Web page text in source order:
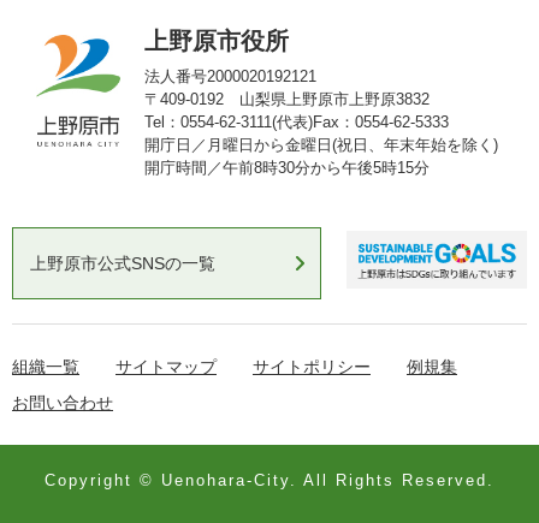
上野原市役所
法人番号2000020192121
〒409-0192 山梨県上野原市上野原3832
Tel：0554-62-3111(代表)Fax：0554-62-5333
開庁日／月曜日から金曜日(祝日、年末年始を除く)
開庁時間／午前8時30分から午後5時15分
上野原市公式SNSの一覧
組織一覧 サイトマップ サイトポリシー
例規集
お問い合わせ
Copyright © Uenohara-City. All Rights Reserved.